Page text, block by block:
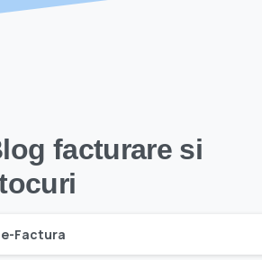
facturare si
e-Factura